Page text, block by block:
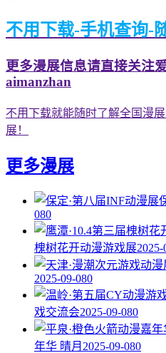
不用下载-手机查询-
更多漫展信息请直接关注
aimanzhan
不用下载就能随时了解全国漫
展！
更多漫展
080
槐树花开动漫游戏展2025-
2025-09-080
戏交流会2025-09-080
年华 晴月 2025-09-080